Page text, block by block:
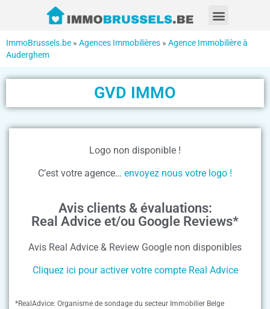
ImmoBrussels.be » Agences Immobilières » Agence Immobilière à
Auderghem
GVD IMMO
Logo non disponible !
C’est votre agence… envoyez nous votre logo !
Avis clients & évaluations:
Real Advice et/ou Google Reviews*
Avis Real Advice & Review Google non disponibles
Cliquez ici pour activer votre compte Real Advice
*RealAdvice: Organisme de sondage du secteur Immobilier Belge